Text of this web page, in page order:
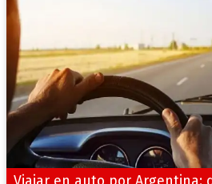
Viajar en auto por Argentina: